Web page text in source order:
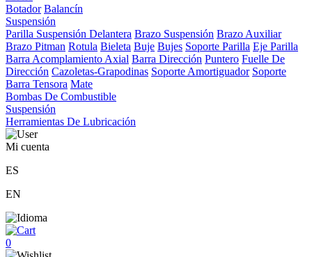
Botador Balancín
Suspensión
Parilla Suspensión Delantera Brazo Suspensión Brazo Auxiliar
Brazo Pitman Rotula Bieleta Buje Bujes Soporte Parilla Eje Parilla
Barra Acomplamiento Axial Barra Dirección Puntero Fuelle De
Dirección Cazoletas-Grapodinas Soporte Amortiguador Soporte
Barra Tensora Mate
Bombas De Combustible
Suspensión
Herramientas De Lubricación
Mi cuenta
ES
EN
0